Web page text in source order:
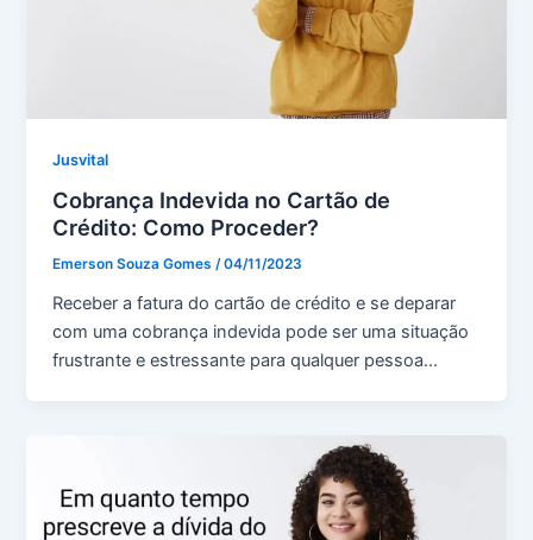
Jusvital
Cobrança Indevida no Cartão de
Crédito: Como Proceder?
Emerson Souza Gomes/04/11/2023
Receber a fatura do cartão de crédito e se deparar
com uma cobrança indevida pode ser uma situação
frustrante e estressante para qualquer pessoa…